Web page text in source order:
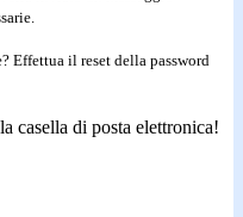
Effettua il reset della password
casella di posta elettronica!